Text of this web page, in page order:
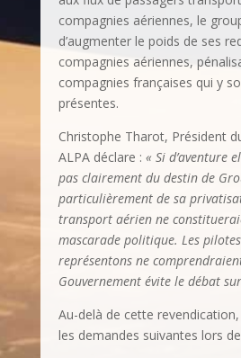
compagnies aériennes, le
d’augmenter le poids de ses
compagnies aériennes,
compagnies françaises qui y
présentes.
Christophe Tharot, Président
ALPA déclare : « Si d’aventure
pas clairement du destin de
particulièrement de sa
transport aérien ne
mascarade politique. Les
représentons ne
Gouvernement évite le débat
Au-delà de cette
les demandes suivantes lors